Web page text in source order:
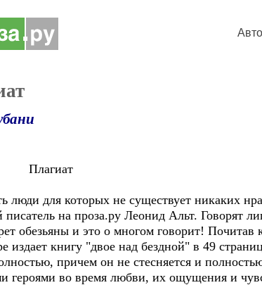
люди для которых не существует никаких
писатель на проза.ру Леонид Альт. Говорят
обезьяны и это о многом говорит!
издает книгу "двое над бездной" в 49
причем он не стесняется и
героями во время любви, их ощущения и